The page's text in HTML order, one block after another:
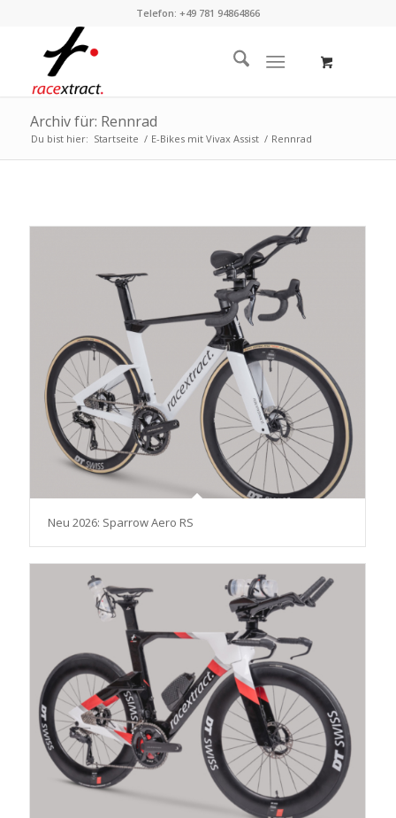
Telefon: +49 781 94864866
Archiv für: Rennrad
Du bist hier: Startseite / E-Bikes mit Vivax Assist / Rennrad
Neu 2026: Sparrow Aero RS